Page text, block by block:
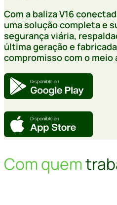
Com a baliza V16
uma solução completa e
segurança viária,
última geração e
compromisso com o meio
Com quem